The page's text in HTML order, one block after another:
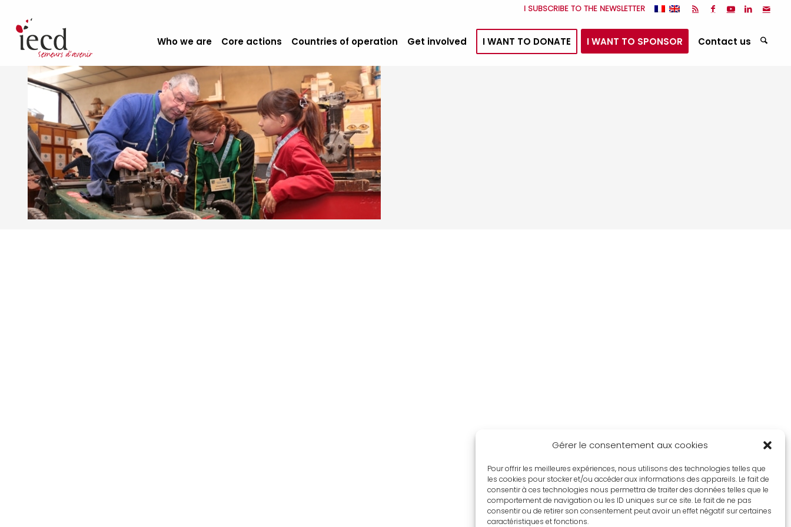
Gérer le consentement aux cookies
Pour offrir les meilleures expériences, nous utilisons des technologies telles que
les cookies pour stocker et/ou accéder aux informations des appareils. Le fait de
consentir à ces technologies nous permettra de traiter des données telles que le
comportement de navigation ou les ID uniques sur ce site. Le fait de ne pas
consentir ou de retirer son consentement peut avoir un effet négatif sur certaines
caractéristiques et fonctions.
I SUBSCRIBE TO THE NEWSLETTER
Who we are Core actions Countries of operation Get involved I WANT TO DONATE I WANT TO SPONSOR Contact us